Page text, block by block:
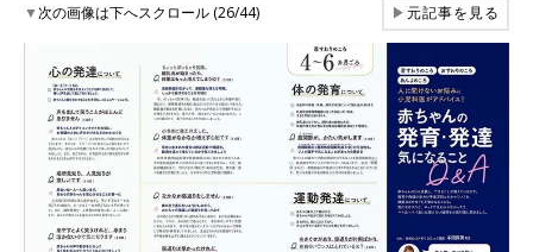
▼次の画像は下へスクロール (26/44) ▶元記事を見る